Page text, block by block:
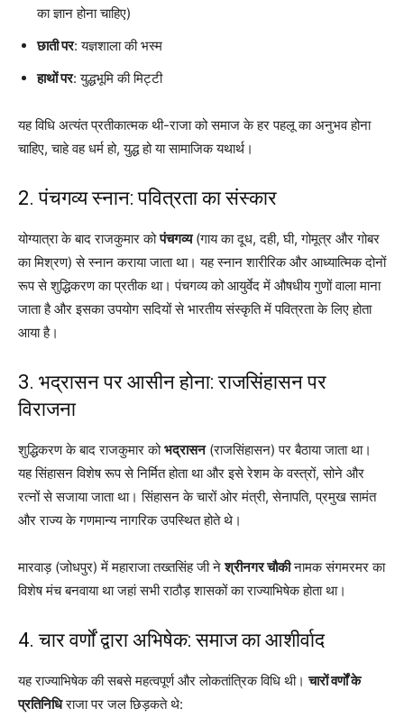
का ज्ञान होना चाहिए)
छाती पर: यज्ञशाला की भस्म
हाथों पर: युद्धभूमि की मिट्टी
यह विधि अत्यंत प्रतीकात्मक थी-राजा को समाज के हर पहलू का अनुभव होना
चाहिए, चाहे वह धर्म हो, युद्ध हो या सामाजिक यथार्थ।
2. पंचगव्य स्नान: पवित्रता का संस्कार
योग्यात्रा के बाद राजकुमार कोपंचगव्य(गाय का दूध, दही, घी, गोमूत्र और गोबर
का मिश्रण) से स्नान कराया जाता था। यह स्नान शारीरिक और आध्यात्मिक दोनों
रूप से शुद्धिकरण का प्रतीक था। पंचगव्य को आयुर्वेद में औषधीय गुणों वाला माना
जाता है और इसका उपयोग सदियों से भारतीय संस्कृति में पवित्रता के लिए होता
आया है।
3. भद्रासन पर आसीन होना: राजसिंहासन पर
विराजना
शुद्धिकरण के बाद राजकुमार कोभद्रासन(राजसिंहासन) पर बैठाया जाता था।
यह सिंहासन विशेष रूप से निर्मित होता था और इसे रेशम के वस्त्रों, सोने और
रत्नों से सजाया जाता था। सिंहासन के चारों ओर मंत्री, सेनापति, प्रमुख सामंत
और राज्य के गणमान्य नागरिक उपस्थित होते थे।
मारवाड़ (जोधपुर) में महाराजा तख्तसिंह जी नेश्रीनगर चौकीनामक संगमरमर का
विशेष मंच बनवाया था जहां सभी राठौड़ शासकों का राज्याभिषेक होता था।
4. चार वर्णों द्वारा अभिषेक: समाज का आशीर्वाद
यह राज्याभिषेक की सबसे महत्वपूर्ण और लोकतांत्रिक विधि थी।चारों वर्णों के
प्रतिनिधिराजा पर जल छिड़कते थे: